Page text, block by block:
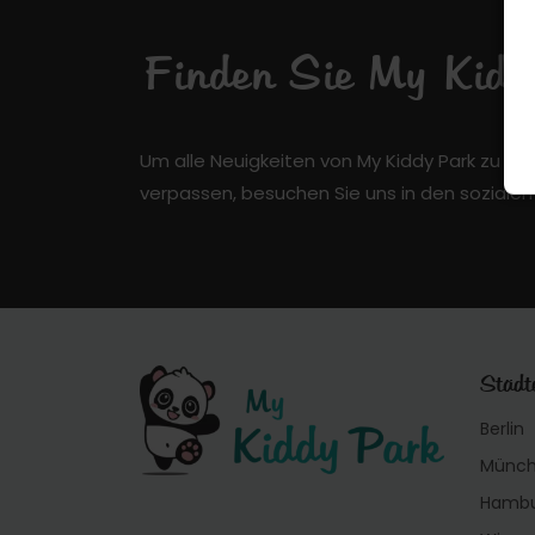
Finden Sie My
Um alle Neuigkeiten von My Kiddy Park zu
verpassen, besuchen Sie uns in den
Berlin